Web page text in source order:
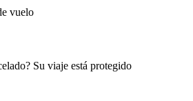
vuelo
Su viaje está protegido